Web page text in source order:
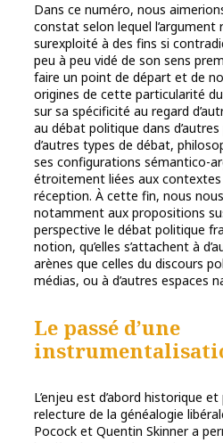
Dans ce numéro, nous
constat selon lequel l’argument
surexploité à des fins si
peu à peu vidé de son sens
faire un point de départ et de
origines de cette particularité
sur sa spécificité au regard
au débat politique dans
d’autres types de débat,
ses configurations sémantico-
étroitement liées aux
réception. À cette fin, nous
notamment aux propositions
perspective le débat politique
notion, qu’elles s’attachent à
arènes que celles du discours
médias, ou à d’autres espaces
Le passé d’une
L’enjeu est d’abord historique
relecture de la généalogie
Pocock et Quentin Skinner a